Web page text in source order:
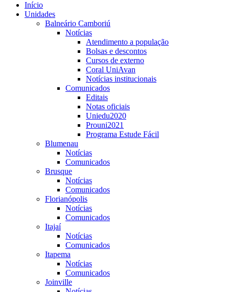
Início
Unidades
Balneário Camboriú
Notícias
Atendimento a população
Bolsas e descontos
Cursos de externo
Coral UniAvan
Notícias institucionais
Comunicados
Editais
Notas oficiais
Uniedu2020
Prouni2021
Programa Estude Fácil
Blumenau
Notícias
Comunicados
Brusque
Notícias
Comunicados
Florianópolis
Notícias
Comunicados
Itajaí
Notícias
Comunicados
Itapema
Notícias
Comunicados
Joinville